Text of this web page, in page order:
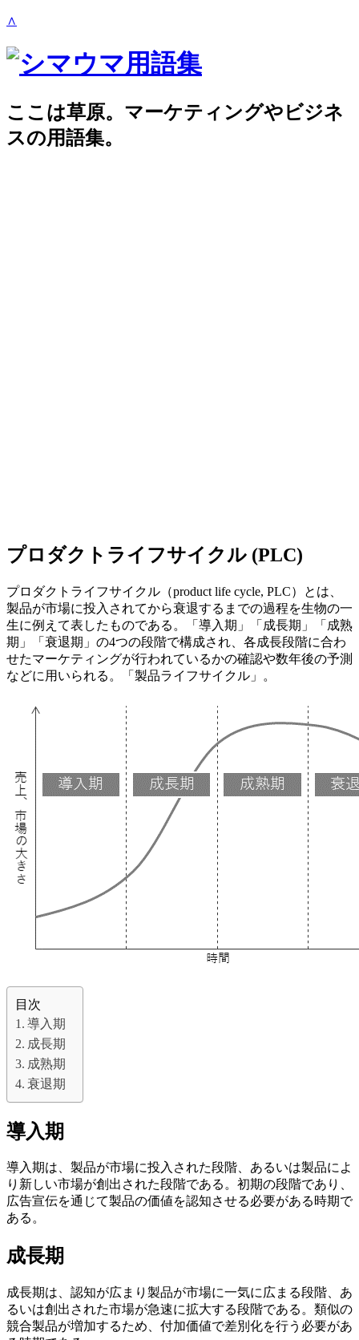
∧
ここは草原。マーケティングやビジネ
スの用語集。
プロダクトライフサイクル (PLC)
プロダクトライフサイクル（product life cycle, PLC）とは、
製品が市場に投入されてから衰退するまでの過程を生物の一
生に例えて表したものである。「導入期」「成長期」「成熟
期」「衰退期」の4つの段階で構成され、各成長段階に合わ
せたマーケティングが行われているかの確認や数年後の予測
などに用いられる。「製品ライフサイクル」。
目次
導入期
成長期
成熟期
衰退期
導入期
導入期は、製品が市場に投入された段階、あるいは製品によ
り新しい市場が創出された段階である。初期の段階であり、
広告宣伝を通じて製品の価値を認知させる必要がある時期で
ある。
成長期
成長期は、認知が広まり製品が市場に一気に広まる段階、あ
るいは創出された市場が急速に拡大する段階である。類似の
競合製品が増加するため、付加価値で差別化を行う必要があ